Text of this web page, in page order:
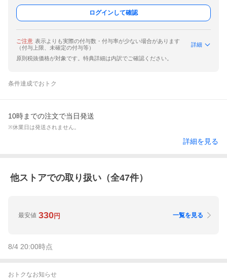
ログインして確認
ご注意 表示よりも実際の付与数・付与率が少ない場合があります
（付与上限、未確定の付与等）
詳細
原則税抜価格が対象です。特典詳細は内訳でご確認ください。
条件達成でおトク
10時までの注文で当日発送
※休業日は発送されません。
詳細を見る
他ストアでの取り扱い（全47件）
最安値 330円 一覧を見る
8/4 20:00時点
おトクなお知らせ